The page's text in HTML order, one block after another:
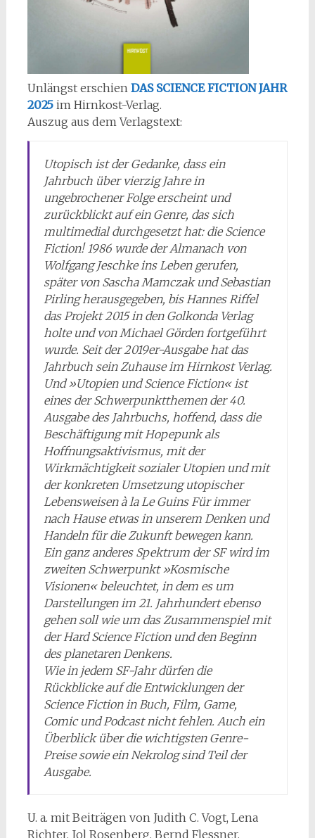
Unlängst erschien DAS SCIENCE FICTION JAHR
2025im Hirnkost-Verlag.
Auszug aus dem Verlagstext:
Utopisch ist der Gedanke, dass ein
Jahrbuch über vierzig Jahre in
ungebrochener Folge erscheint und
zurückblickt auf ein Genre, das sich
multimedial durchgesetzt hat: die Science
Fiction! 1986 wurde der Almanach von
Wolfgang Jeschke ins Leben gerufen,
später von Sascha Mamczak und Sebastian
Pirling herausgegeben, bis Hannes Riffel
das Projekt 2015 in den Golkonda Verlag
holte und von Michael Görden fortgeführt
wurde. Seit der 2019er-Ausgabe hat das
Jahrbuch sein Zuhause im Hirnkost Verlag.
Und »Utopien und Science Fiction« ist
eines der Schwerpunktthemen der 40.
Aus­gabe des Jahrbuchs, hoffend, dass die
Beschäftigung mit Hopepunk als
Hoffnungs­­aktivismus, mit der
Wirkmächtigkeit sozialer Utopien und mit
der konkreten Umsetzung utopischer
Lebensweisen à la Le Guins Für immer
nach Hause etwas in unserem Denken und
Handeln für die Zukunft bewegen kann.
Ein ganz anderes Spektrum der SF wird im
zweiten Schwerpunkt »Kosmische
Visionen« beleuchtet, in dem es um
Darstellungen im 21. Jahrhundert ebenso
gehen soll wie um das Zusam­men­spiel mit
der Hard Science Fiction und den Beginn
des planetaren Denkens.
Wie in jedem SF-Jahr dürfen die
Rückblicke auf die Entwicklungen der
Science Fiction in Buch, Film, Game,
Comic und Podcast nicht fehlen. Auch ein
Überblick über die wichtigsten Genre-
Preise sowie ein Nekrolog sind Teil der
Ausgabe.
U. a. mit Beiträgen von Judith C. Vogt, Lena
Richter, Jol Rosenberg, Bernd Flessner,